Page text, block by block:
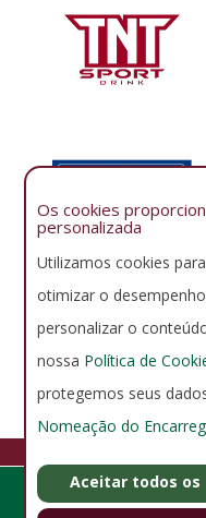
GERENCIAR COOKIES
Rua Álvaro Chaves 41,
Os cookies
personalizada
Utilizamos cookies
otimizar o
personalizar o
nossa Política de
protegemos seus
Nomeação do
Aceitar todos os